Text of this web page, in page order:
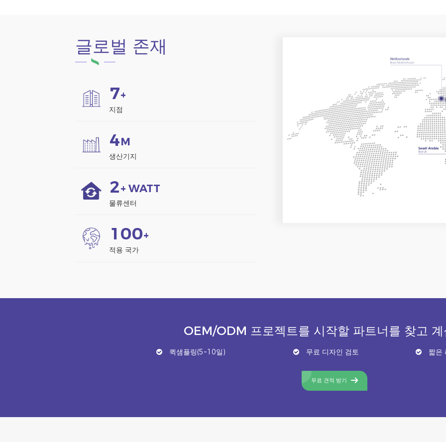
글로벌 존재
7+
지점
4M
생산기지
2+ WATT
물류센터
1 00+
적용 국가
OEM/ODM 프로젝트를 시작할 파트너를 찾고 계
퀵샘플링(5~10일) 무료 디자인 검토 짧은
무료 견적 받기